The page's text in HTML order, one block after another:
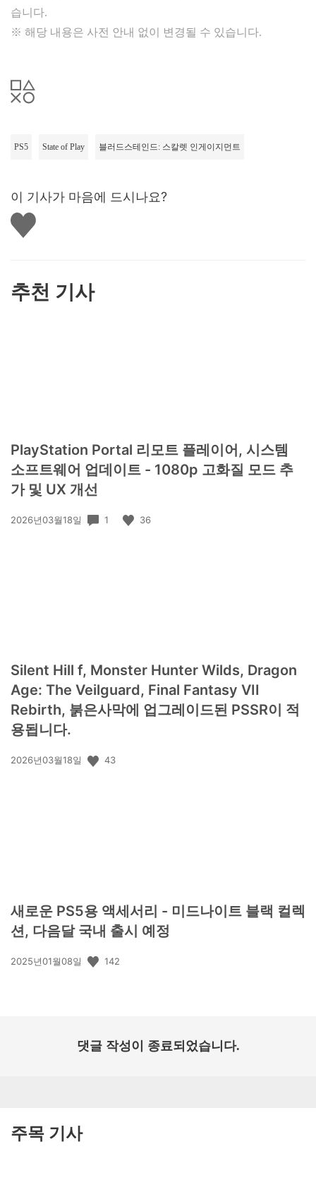
습니다.
※ 해당 내용은 사전 안내 없이 변경될 수 있습니다.
PS5 State of Play 블러드스테인드: 스칼렛 인게이지먼트
이 기사가 마음에 드시나요?
좋
아
추천 기사
PlayStation Portal 리모트 플레이어, 시스템
소프트웨어 업데이트 - 1080p 고화질 모드 추
가 및 UX 개선
공
2026년03월18일 1 36
Silent Hill f, Monster Hunter Wilds, Dragon
Age: The Veilguard, Final Fantasy VII
Rebirth, 붉은사막에 업그레이드된 PSSR이 적
용됩니다.
공
2026년03월18일 43
새로운 PS5용 액세서리 - 미드나이트 블랙 컬렉
션, 다음달 국내 출시 예정
공
2025년01월08일 142
댓글 작성이 종료되었습니다.
주목 기사